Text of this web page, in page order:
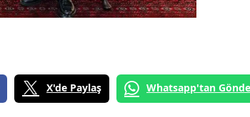
X'de Paylaş Whatsapp'tan